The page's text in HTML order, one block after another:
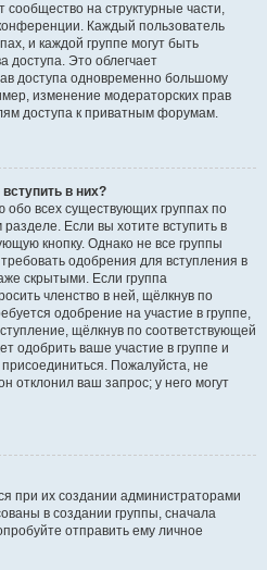
сообщество на структурные части,
Каждый пользователь
и каждой группе могут быть
доступа. Это облегчает
доступа одновременно большому
изменение модераторских прав
доступа к приватным форумам.
в них?
всех существующих группах по
Если вы хотите вступить в
кнопку. Однако не все группы
одобрения для вступления в
скрытыми. Если группа
членство в ней, щёлкнув по
одобрение на участие в группе,
щёлкнув по соответствующей
одобрить ваше участие в группе и
Пожалуйста, не
отклонил ваш запрос; у него могут
при их создании администраторами
в создании группы, сначала
отправить ему личное